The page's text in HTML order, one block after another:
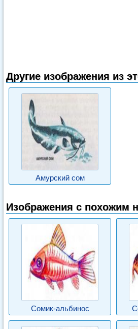
Другие изображения из
Амурский сом
Изображения с похожим
Сомик-альбинос